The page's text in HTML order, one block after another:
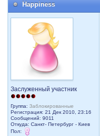
Happiness
Заслуженный участник
Группа:Заблокированные
Регистрация: 21 Дек 2010, 23:16
Сообщений: 9011
Откуда: Санкт- Петербург - Киев
Пол: